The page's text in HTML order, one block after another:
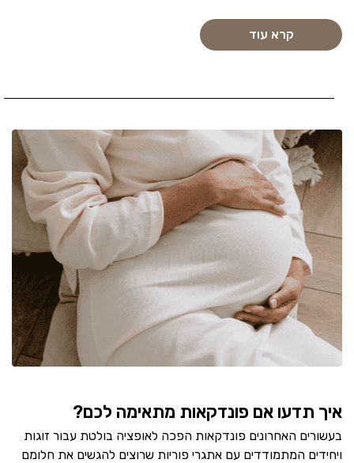
קרא עוד
איך תדעו אם פונדקאות מתאימה לכם?
בעשורים האחרונים פונדקאות הפכה לאופציה בולטת עבור זוגות
ויחידים המתמודדים עם אתגרי פוריות שרוצים להגשים את חלומם